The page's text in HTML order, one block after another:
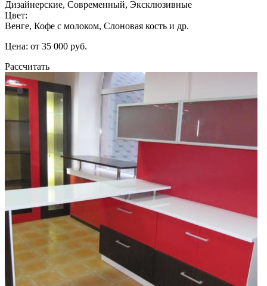
Дизайнерские, Современный, Эксклюзивные
Цвет:
Венге, Кофе с молоком, Слоновая кость и др.
Цена: от 35 000 руб.
Рассчитать